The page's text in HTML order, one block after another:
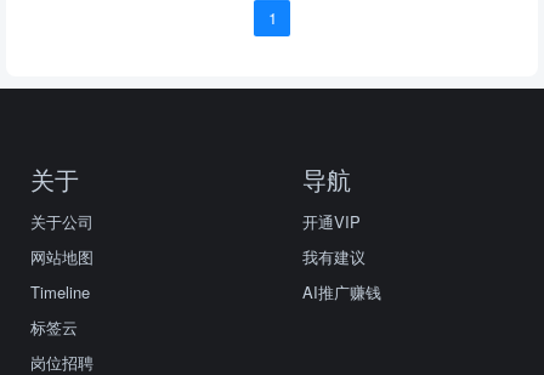
1
关于
关于公司
网站地图
Timeline
标签云
岗位招聘
导航
开通VIP
我有建议
AI推广赚钱